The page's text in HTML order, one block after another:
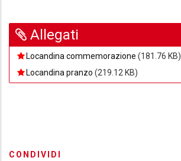
Allegati
Locandina commemorazione (181.76 KB)
Locandina pranzo (219.12 KB)
CONDIVIDI